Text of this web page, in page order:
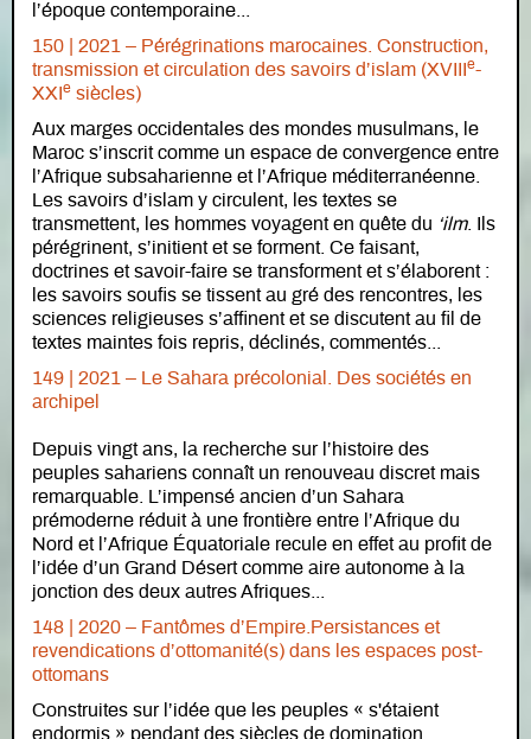
l’époque contemporaine...
150 | 2021 – Pérégrinations marocaines. Construction,
transmission et circulation des savoirs d’islam (XVIII
e-
XXI e siècles)
Aux marges occidentales des mondes musulmans, le
Maroc s’inscrit comme un espace de convergence entre
l’Afrique subsaharienne et l’Afrique méditerranéenne.
Les savoirs d’islam y circulent, les textes se
transmettent, les hommes voyagent en quête du ‘ilm. Ils
pérégrinent, s’initient et se forment. Ce faisant,
doctrines et savoir-faire se transforment et s’élaborent :
les savoirs soufis se tissent au gré des rencontres, les
sciences religieuses s’affinent et se discutent au fil de
textes maintes fois repris, déclinés, commentés...
149 | 2021 – Le Sahara précolonial. Des sociétés en
archipel
Depuis vingt ans, la recherche sur l’histoire des
peuples sahariens connaît un renouveau discret mais
remarquable. L’impensé ancien d’un Sahara
prémoderne réduit à une frontière entre l’Afrique du
Nord et l’Afrique Équatoriale recule en effet au profit de
l’idée d’un Grand Désert comme aire autonome à la
jonction des deux autres Afriques...
148 | 2020 – Fantômes d’Empire.Persistances et
revendications d’ottomanité(s) dans les espaces post-
ottomans
Construites sur l’idée que les peuples « s'étaient
endormis » pendant des siècles de domination